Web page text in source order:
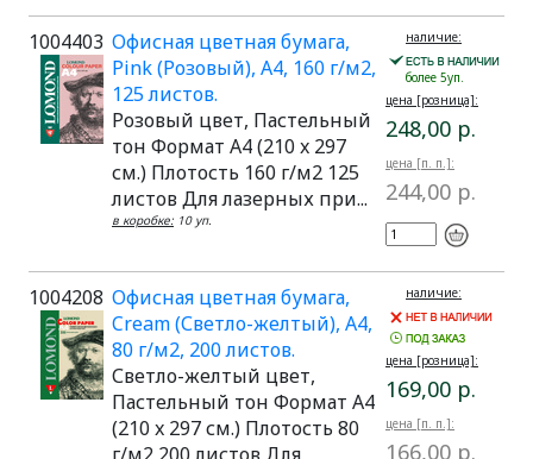
1004403 Офисная цветная бумага,
Pink (Розовый), A4, 160 г/м2,
125 листов.
Розовый цвет, Пастельный
тон Формат A4 (210 x 297
см.) Плотость 160 г/м2 125
листов Для лазерных при...
в коробке: 10 уп.
наличие:
более 5уп.
цена [розница]:
248,00 р.
цена [п. п.]:
244,00 р.
1004208 Офисная цветная бумага,
Cream (Светло-желтый), A4,
80 г/м2, 200 листов.
Светло-желтый цвет,
Пастельный тон Формат A4
(210 x 297 см.) Плотость 80
наличие:
цена [розница]:
169,00 р.
цена [п. п.]:
166,00 р.